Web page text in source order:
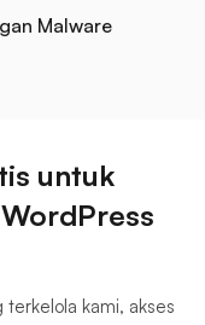
Malware
untuk
terkelola kami, akses